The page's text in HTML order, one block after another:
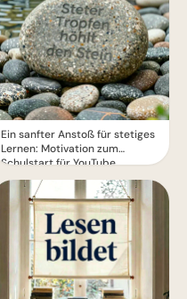
Ein sanfter Anstoß für stetiges
Lernen: Motivation zum
Schulstart für YouTube.